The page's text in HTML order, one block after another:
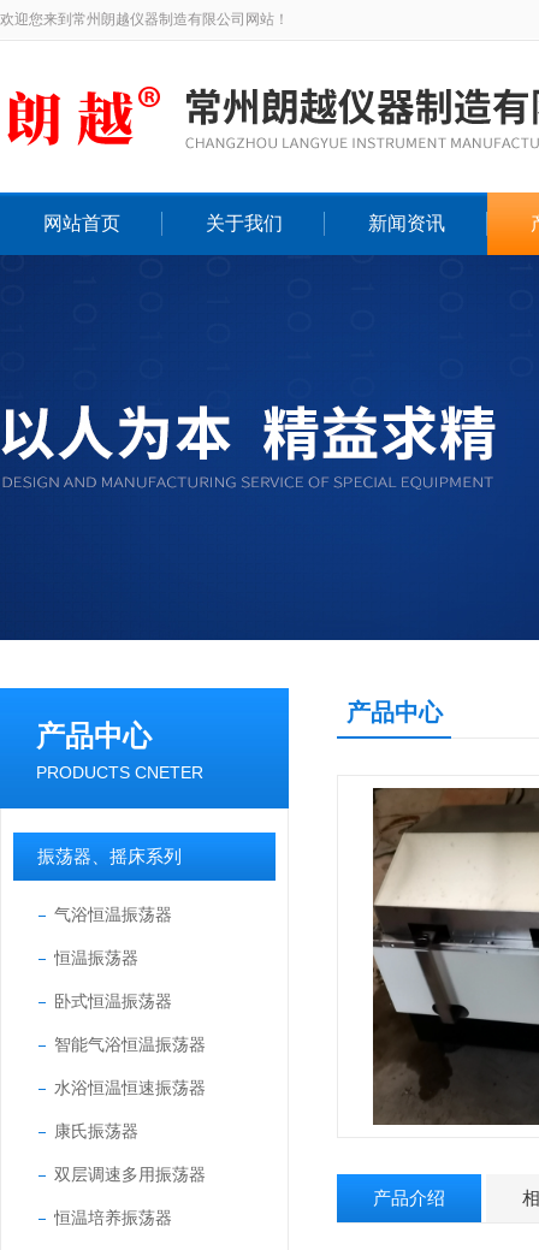
欢迎您来到常州朗越仪器制造有限公司网站！
网站首页 关于我们 新闻资讯
产品中心
PRODUCTS CNETER
振荡器、摇床系列
气浴恒温振荡器
恒温振荡器
卧式恒温振荡器
智能气浴恒温振荡器
水浴恒温恒速振荡器
康氏振荡器
双层调速多用振荡器
恒温培养振荡器
产品中心
产品介绍